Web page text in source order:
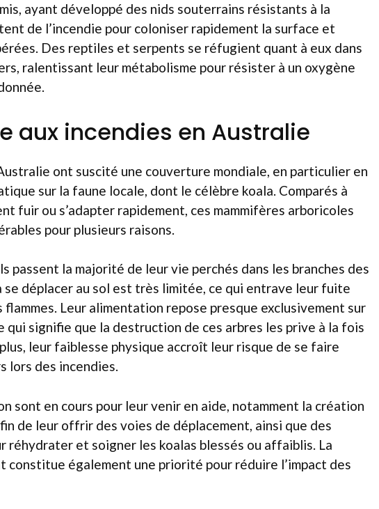
ayant développé des nids souterrains résistants à la
de l’incendie pour coloniser rapidement la surface et
Des reptiles et serpents se réfugient quant à eux dans
ralentissant leur métabolisme pour résister à un oxygène
aux incendies en Australie
ont suscité une couverture mondiale, en particulier en
sur la faune locale, dont le célèbre koala. Comparés à
fuir ou s’adapter rapidement, ces mammifères arboricoles
pour plusieurs raisons.
passent la majorité de leur vie perchés dans les branches des
se déplacer au sol est très limitée, ce qui entrave leur fuite
flammes. Leur alimentation repose presque exclusivement sur
qui signifie que la destruction de ces arbres les prive à la fois
leur faiblesse physique accroît leur risque de se faire
lors des incendies.
sont en cours pour leur venir en aide, notamment la création
de leur offrir des voies de déplacement, ainsi que des
réhydrater et soigner les koalas blessés ou affaiblis. La
constitue également une priorité pour réduire l’impact des